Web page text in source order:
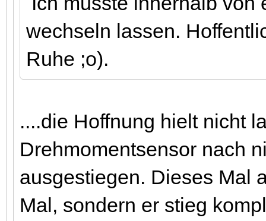
wechseln lassen.
Ruhe ;o).
....die Hoffnung hielt nicht
Drehmomentsensor nach
ausgestiegen. Dieses Mal
Mal, sondern er stieg